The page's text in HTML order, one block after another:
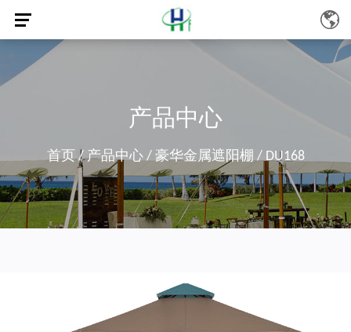
产品中心
首页/产品中心/ 豪华金属遮阳棚/DU168